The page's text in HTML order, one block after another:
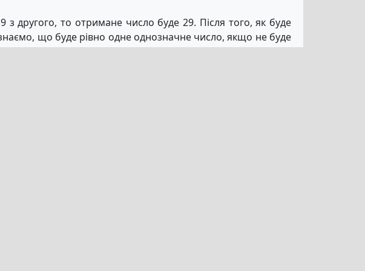
другого, то отримане число буде 29. Після того, як буде
що буде рівно одне однозначне число, якщо не буде
з 2, і так далі. Отже, це цікавий поворот, який насправді